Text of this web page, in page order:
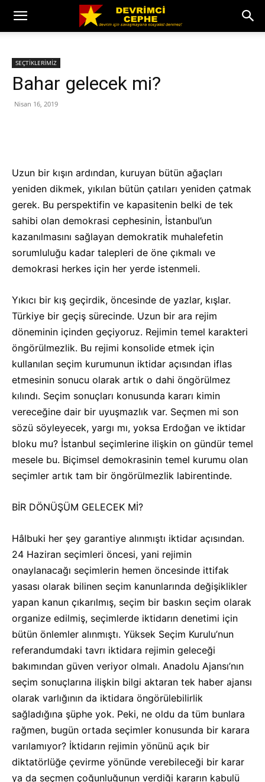
SEÇTİKLERİMİZ
Bahar gelecek mi?
Nisan 16, 2019
Uzun bir kışın ardından, kuruyan bütün ağaçları
yeniden dikmek, yıkılan bütün çatıları yeniden çatmak
gerek. Bu perspektifin ve kapasitenin belki de tek
sahibi olan demokrasi cephesinin, İstanbul’un
kazanılmasını sağlayan demokratik muhalefetin
sorumluluğu kadar talepleri de öne çıkmalı ve
demokrasi herkes için her yerde istenmeli.
Yıkıcı bir kış geçirdik, öncesinde de yazlar, kışlar.
Türkiye bir geçiş sürecinde. Uzun bir ara rejim
döneminin içinden geçiyoruz. Rejimin temel karakteri
öngörülmezlik. Bu rejimi konsolide etmek için
kullanılan seçim kurumunun iktidar açısından iflas
etmesinin sonucu olarak artık o dahi öngörülmez
kılındı. Seçim sonuçları konusunda kararı kimin
vereceğine dair bir uyuşmazlık var. Seçmen mi son
sözü söyleyecek, yargı mı, yoksa Erdoğan ve iktidar
bloku mu? İstanbul seçimlerine ilişkin on gündür temel
mesele bu. Biçimsel demokrasinin temel kurumu olan
seçimler artık tam bir öngörülmezlik labirentinde.
BİR DÖNÜŞÜM GELECEK Mİ?
Hâlbuki her şey garantiye alınmıştı iktidar açısından.
24 Haziran seçimleri öncesi, yani rejimin
onaylanacağı seçimlerin hemen öncesinde ittifak
yasası olarak bilinen seçim kanunlarında değişiklikler
yapan kanun çıkarılmış, seçim bir baskın seçim olarak
organize edilmiş, seçimlerde iktidarın denetimi için
bütün önlemler alınmıştı. Yüksek Seçim Kurulu’nun
referandumdaki tavrı iktidara rejimin geleceği
bakımından güven veriyor olmalı. Anadolu Ajansı’nın
seçim sonuçlarına ilişkin bilgi aktaran tek haber ajansı
olarak varlığının da iktidara öngörülebilirlik
sağladığına şüphe yok. Peki, ne oldu da tüm bunlara
rağmen, bugün ortada seçimler konusunda bir karara
varılamıyor? İktidarın rejimin yönünü açık bir
diktatörlüğe çevirme yönünde verebileceği bir karar
ya da seçmen çoğunluğunun verdiği kararın kabulü